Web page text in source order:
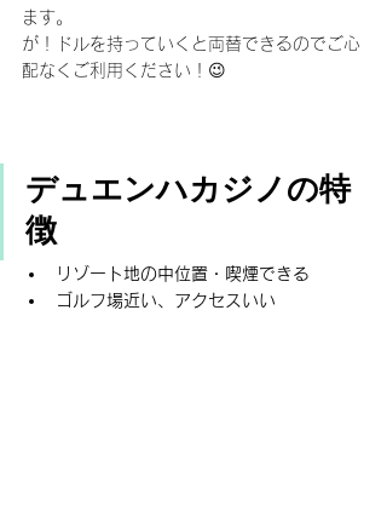
ます。
が！ドルを持っていくと両替できるのでご心
配なくご利用ください！😉
デュエンハカジノ の特
徴
リゾート地の中位置・喫煙できる
ゴルフ場近い、アクセスいい